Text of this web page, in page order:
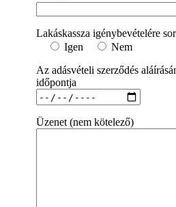
Lakáskassza igénybevételére
Igen
Nem
Az adásvételi szerződés
időpontja
Üzenet (nem kötelező)